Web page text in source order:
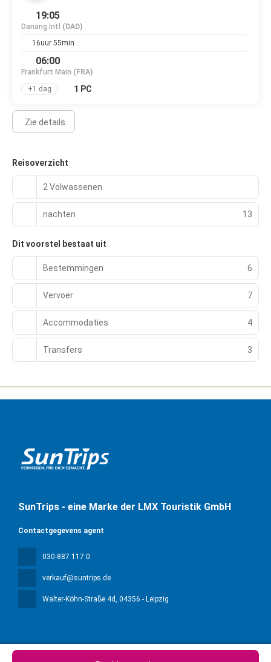
19:05
Danang Intl (DAD)
16uur 55min
06:00
Frankfurt Main (FRA)
+1 dag
1 PC
Zie details
Reisoverzicht
2 Volwassenen
nachten 13
Dit voorstel bestaat uit
Bestemmingen 6
Vervoer 7
Accommodaties 4
Transfers 3
SunTrips - eine Marke der LMX Touristik GmbH
Contactgegevens agent
030-887 117 0
verkauf@suntrips.de
Walter-Köhn-Straße 4d , 04356 - Leipzig